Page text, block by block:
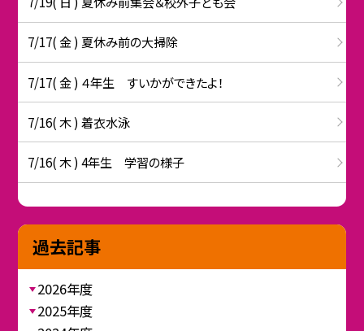
7/17( 金 ) 夏休み前の大掃除
7/17( 金 ) ４年生 すいかができたよ！
7/16( 木 ) 着衣水泳
7/16( 木 ) 4年生 学習の様子
過去記事
2026年度
2025年度